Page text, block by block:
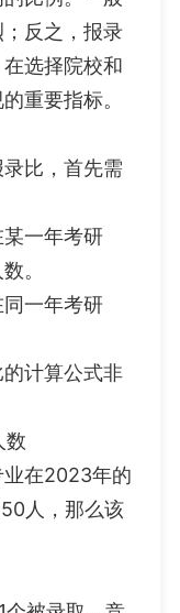
反之，报录
选择院校和
重要指标。
比，首先需
一年考研
。
一年考研
计算公式非
数
在2023年的
人，那么该